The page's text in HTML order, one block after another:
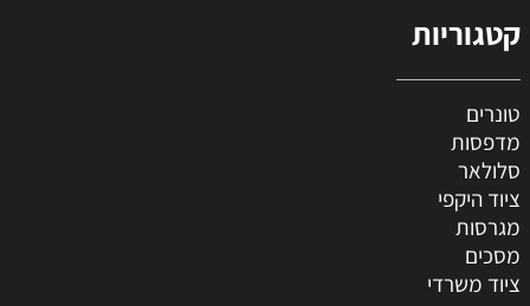
קטגוריות
טונרים
מדפסות
סלולאר
ציוד היקפי
מגרסות
מסכים
ציוד משרדי